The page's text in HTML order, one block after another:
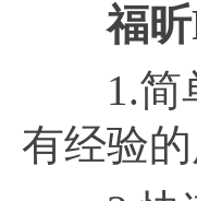
福昕
1.简单
有经验